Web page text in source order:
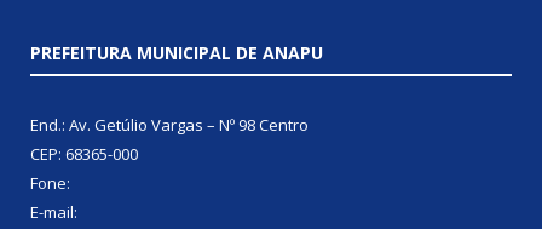
PREFEITURA MUNICIPAL DE ANAPU
End.: Av. Getúlio Vargas – Nº 98 Centro
CEP: 68365-000
Fone:
E-mail: